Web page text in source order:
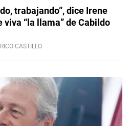
trabajando”, dice Irene
“la llama” de Cabildo
CASTILLO